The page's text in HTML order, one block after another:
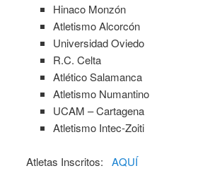
Hinaco Monzón
Atletismo Alcorcón
Universidad Oviedo
R.C. Celta
Atlético Salamanca
Atletismo Numantino
UCAM – Cartagena
Atletismo Intec-Zoiti
Atletas Inscritos:AQUÍ